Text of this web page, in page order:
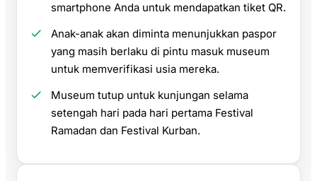
smartphone Anda untuk mendapatkan tiket QR.
Anak-anak akan diminta menunjukkan paspor
yang masih berlaku di pintu masuk museum
untuk memverifikasi usia mereka.
Museum tutup untuk kunjungan selama
setengah hari pada hari pertama Festival
Ramadan dan Festival Kurban.